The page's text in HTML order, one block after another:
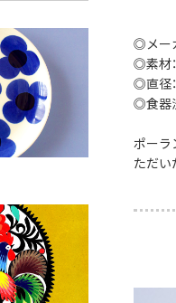
◎メー
◎素材
◎直径
◎食器
ポーラ
ただい